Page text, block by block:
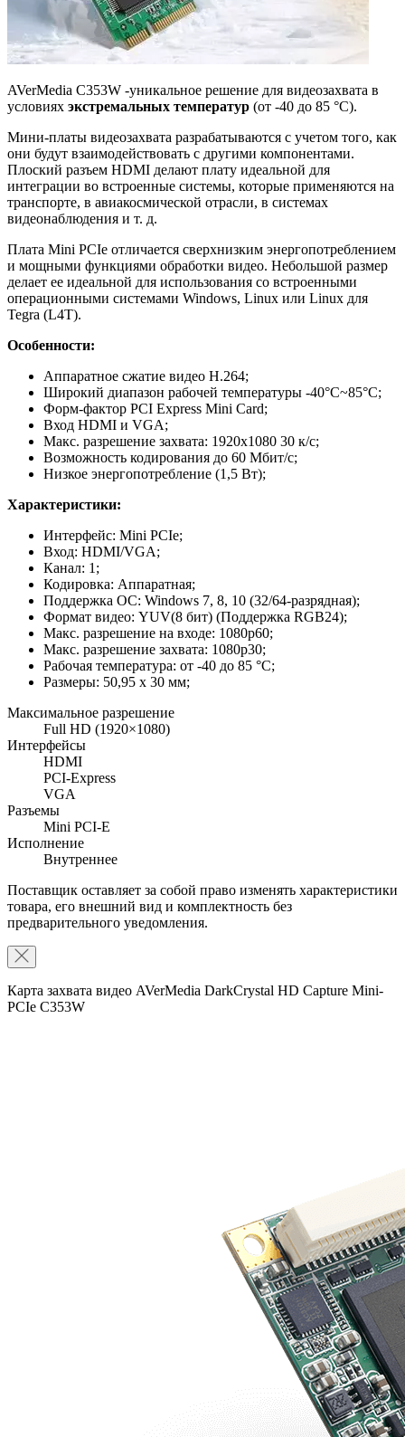
AVerMedia C353W -уникальное решение для видеозахвата в
условиях экстремальных температур (от -40 до 85 °C).
Мини-платы видеозахвата разрабатываются с учетом того, как
они будут взаимодействовать с другими компонентами.
Плоский разъем HDMI делают плату идеальной для
интеграции во встроенные системы, которые применяются на
транспорте, в авиакосмической отрасли, в системах
видеонаблюдения и т. д.
Плата Mini PCIe отличается сверхнизким энергопотреблением
и мощными функциями обработки видео. Небольшой размер
делает ее идеальной для использования со встроенными
операционными системами Windows, Linux или Linux для
Tegra (L4T).
Особенности:
Аппаратное сжатие видео H.264;
Широкий диапазон рабочей температуры -40°C~85°C;
Форм-фактор PCI Express Mini Card;
Вход HDMI и VGA;
Макс. разрешение захвата: 1920x1080 30 к/с;
Возможность кодирования до 60 Мбит/с;
Низкое энергопотребление (1,5 Вт);
Характеристики:
Интерфейс: Mini PCIe;
Вход: HDMI/VGA;
Канал: 1;
Кодировка: Аппаратная;
Поддержка ОС: Windows 7, 8, 10 (32/64-разрядная);
Формат видео: YUV(8 бит) (Поддержка RGB24);
Макс. разрешение на входе: 1080p60;
Макс. разрешение захвата: 1080p30;
Рабочая температура: от -40 до 85 °C;
Размеры: 50,95 x 30 мм;
Максимальное разрешение
Full HD (1920×1080)
Интерфейсы
HDMI
PCI-Express
VGA
Разъемы
Mini PCI-E
Исполнение
Внутреннее
Поставщик оставляет за собой право изменять характеристики
товара, его внешний вид и комплектность без
предварительного уведомления.
Карта захвата видео AVerMedia DarkCrystal HD Capture Mini-
PCIe C353W